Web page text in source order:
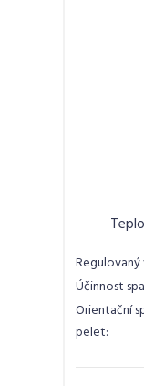
Účinnost
Orientační
pelet: